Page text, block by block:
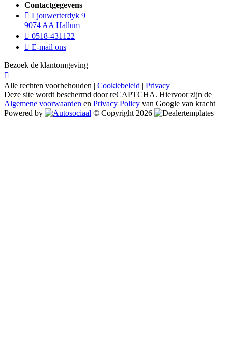
Contactgegevens
Ljouwerterdyk 9
9074 AA Hallum
0518-431122
E-mail ons
Bezoek de klantomgeving
Alle rechten voorbehouden | Cookiebeleid | Privacy
Deze site wordt beschermd door reCAPTCHA. Hiervoor zijn de
Algemene voorwaarden en Privacy Policy van Google van kracht
Powered by
© Copyright 2026